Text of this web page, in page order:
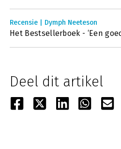
Recensie | Dymph Neeteson
Het Bestsellerboek - ‘Een
Deel dit artikel